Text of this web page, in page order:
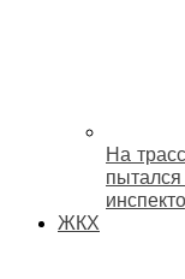
На
ЖКХ